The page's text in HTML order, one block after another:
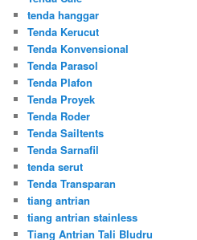
tenda hanggar
Tenda Kerucut
Tenda Konvensional
Tenda Parasol
Tenda Plafon
Tenda Proyek
Tenda Roder
Tenda Sailtents
Tenda Sarnafil
tenda serut
Tenda Transparan
tiang antrian
tiang antrian stainless
Tiang Antrian Tali Bludru